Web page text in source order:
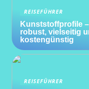
REISEFÜHRER
Kunststoffprofile –
robust, vielseitig
kostengünstig
REISEFÜHRER